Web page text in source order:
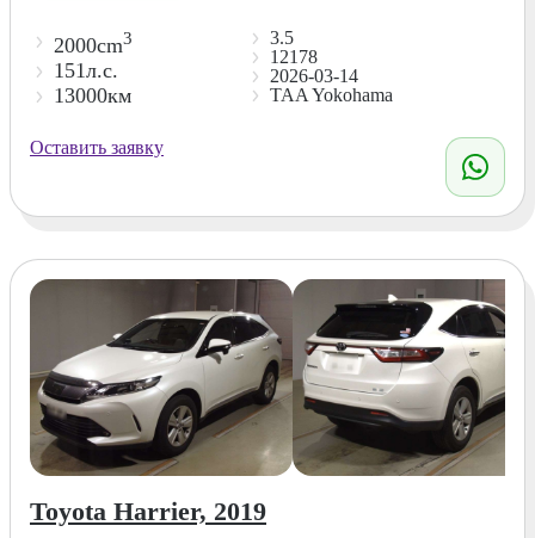
2000cm3
151л.с.
13000км
3.5
12178
2026-03-14
TAA Yokohama
Оставить заявку
Toyota Harrier, 2019